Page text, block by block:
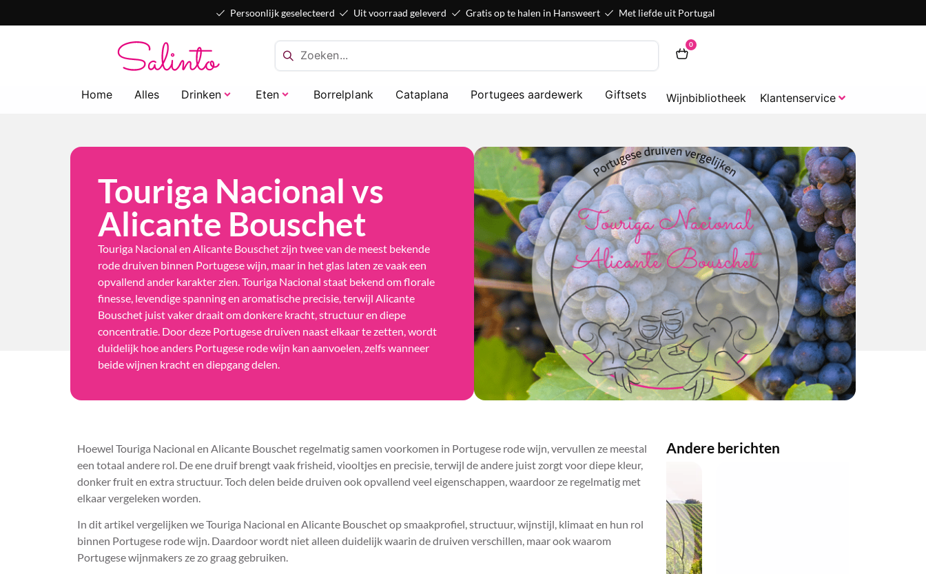
Persoonlijk geselecteerd Uit voorraad geleverd Gratis op te halen in Hansweert Met liefde uit Portugal
0
Home Alles Drinken Eten Borrelplank Cataplana Portugees aardewerk Giftsets Wijnbibliotheek Klantenservice
Touriga Nacional vs
Alicante Bouschet
Touriga Nacional en Alicante Bouschet zijn twee van de meest bekende
rode druiven binnen Portugese wijn, maar in het glas laten ze vaak een
opvallend ander karakter zien. Touriga Nacional staat bekend om florale
finesse, levendige spanning en aromatische precisie, terwijl Alicante
Bouschet juist vaker draait om donkere kracht, structuur en diepe
concentratie. Door deze Portugese druiven naast elkaar te zetten, wordt
duidelijk hoe anders Portugese rode wijn kan aanvoelen, zelfs wanneer
beide wijnen kracht en diepgang delen.
Hoewel Touriga Nacional en Alicante Bouschet regelmatig samen voorkomen in Portugese rode wijn, vervullen ze meestal
een totaal andere rol. De ene druif brengt vaak frisheid, viooltjes en precisie, terwijl de andere juist zorgt voor diepe kleur,
donker fruit en extra structuur. Toch delen beide druiven ook opvallend veel eigenschappen, waardoor ze regelmatig met
elkaar vergeleken worden.
In dit artikel vergelijken we Touriga Nacional en Alicante Bouschet op smaakprofiel, structuur, wijnstijl, klimaat en hun rol
binnen Portugese rode wijn. Daardoor wordt niet alleen duidelijk waarin de druiven verschillen, maar ook waarom
Portugese wijnmakers ze zo graag gebruiken.
Andere berichten